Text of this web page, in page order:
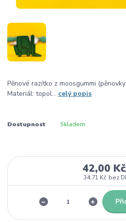
Pěnové razítko z moosgummi
Materiál: topol... celý popis
Dostupnost Skladem
42,00 Kč
34,71 Kč bez